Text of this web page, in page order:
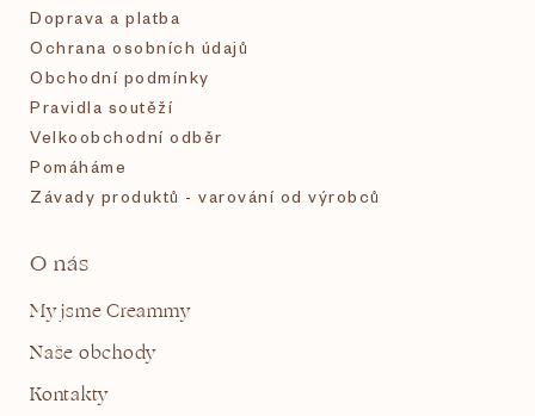
Doprava a platba
Ochrana osobních údajů
Obchodní podmínky
Pravidla soutěží
Velkoobchodní odběr
Pomáháme
Závady produktů - varování od výrobců
O nás
My jsme Creammy
Naše obchody
Kontakty